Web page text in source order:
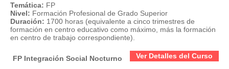
Temática: FP
Nivel: Formación Profesional de Grado Superior
Duración: 1700 horas (equivalente a cinco trimestres de
formación en centro educativo como máximo, más la formación
en centro de trabajo correspondiente).
Ver Detalles del Curso
FP Integración Social Nocturno